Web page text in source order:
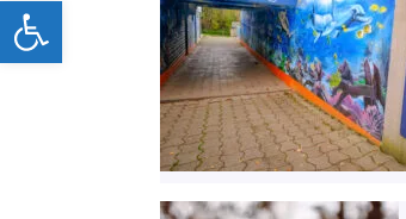
Ouvrir la barre d’outils